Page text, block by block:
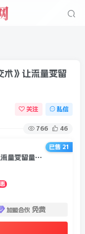
术》让流量变留
关注 私信
766 46
（2346期）《私域留量精准成交术》让流量变留量，让天下生意人不再缺客户
加盟合伙 免费
已售 21